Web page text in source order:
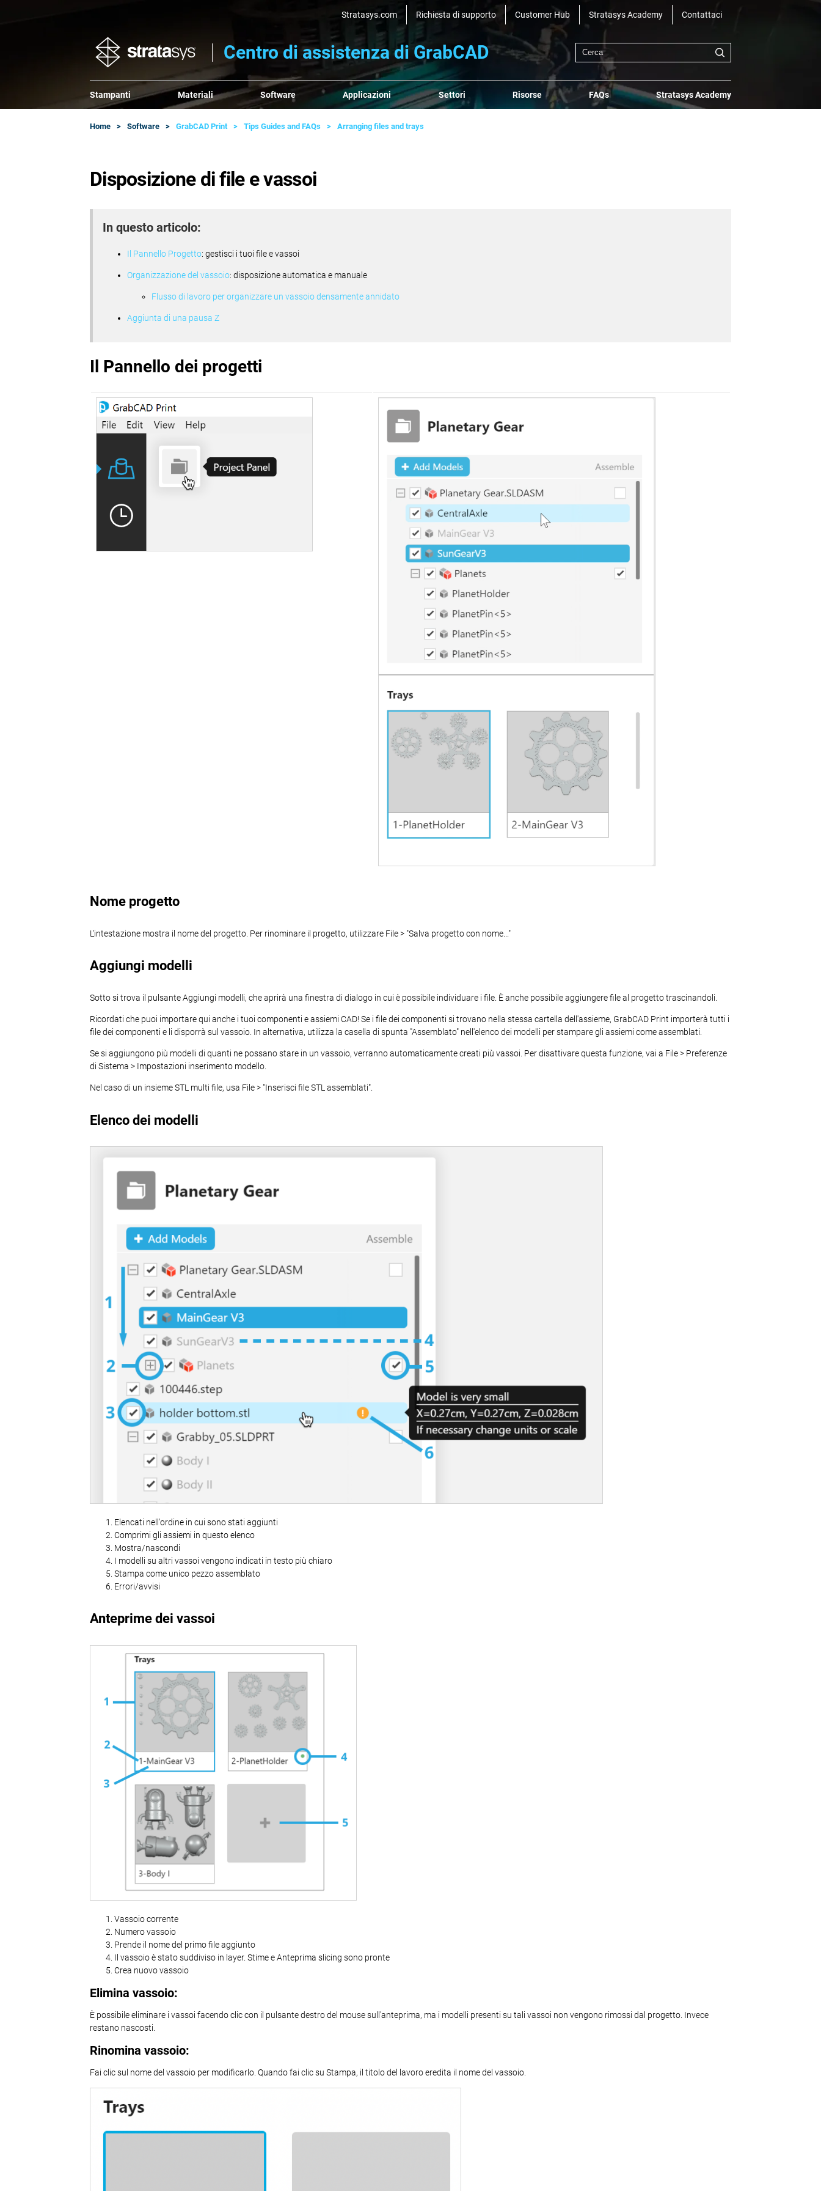
Stratasys.com Richiesta di supporto Customer Hub Stratasys Academy Contattaci
Centro di assistenza di GrabCAD
Stampanti Materiali Software Applicazioni Settori Risorse FAQs Stratasys Academy
Home Software GrabCAD Print Tips Guides and FAQs Arranging files and trays
Disposizione di file e vassoi
In questo articolo:
Il Pannello Progetto: gestisci i tuoi file e vassoi
Organizzazione del vassoio: disposizione automatica e manuale
Flusso di lavoro per organizzare un vassoio densamente annidato
Aggiunta di una pausa Z
Il Pannello dei progetti
Nome progetto
L'intestazione mostra il nome del progetto. Per rinominare il progetto, utilizzare File > "Salva progetto con nome..."
Aggiungi modelli
Sotto si trova il pulsante Aggiungi modelli, che aprirà una finestra di dialogo in cui è possibile individuare i file. È anche possibile aggiungere file al progetto trascinandoli.
Ricordati che puoi importare qui anche i tuoi componenti e assiemi CAD! Se i file dei componenti si trovano nella stessa cartella dell'assieme, GrabCAD Print importerà tutti i
file dei componenti e li disporrà sul vassoio. In alternativa, utilizza la casella di spunta "Assemblato" nell'elenco dei modelli per stampare gli assiemi come assemblati.
Se si aggiungono più modelli di quanti ne possano stare in un vassoio, verranno automaticamente creati più vassoi. Per disattivare questa funzione, vai a File > Preferenze
di Sistema > Impostazioni inserimento modello.
Nel caso di un insieme STL multi file, usa File > "Inserisci file STL assemblati".
Elenco dei modelli
Elencati nell'ordine in cui sono stati aggiunti
Comprimi gli assiemi in questo elenco
Mostra/nascondi
I modelli su altri vassoi vengono indicati in testo più chiaro
Stampa come unico pezzo assemblato
Errori/avvisi
Anteprime dei vassoi
Vassoio corrente
Numero vassoio
Prende il nome del primo file aggiunto
Il vassoio è stato suddiviso in layer. Stime e Anteprima slicing sono pronte
Crea nuovo vassoio
Elimina vassoio:
È possibile eliminare i vassoi facendo clic con il pulsante destro del mouse sull'anteprima, ma i modelli presenti su tali vassoi non vengono rimossi dal progetto. Invece
restano nascosti.
Rinomina vassoio:
Fai clic sul nome del vassoio per modificarlo. Quando fai clic su Stampa, il titolo del lavoro eredita il nome del vassoio.